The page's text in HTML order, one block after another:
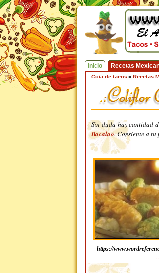
Inicio Recetas
Guia de tacos > Recetas
Sin duda hay cantidad
Bacalao. Consiente a tu
https://